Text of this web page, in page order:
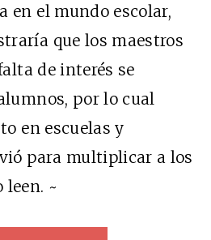
en el mundo escolar,
que los maestros
de interés se
por lo cual
en escuelas y
para multiplicar a los
leen. ~